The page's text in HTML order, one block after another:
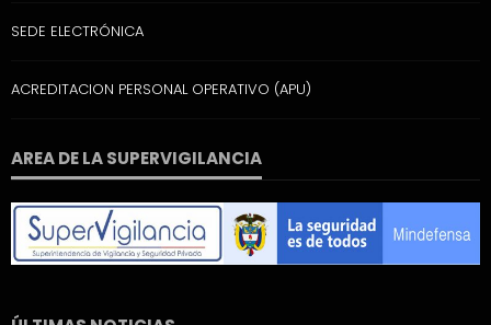
SEDE ELECTRÓNICA
ACREDITACION PERSONAL OPERATIVO (APU)
AREA DE LA SUPERVIGILANCIA